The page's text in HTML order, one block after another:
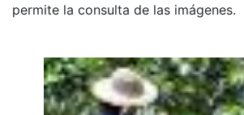
permite la consulta de las imágenes.